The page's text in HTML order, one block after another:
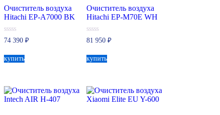
Очиститель воздуха
Hitachi EP-A7000 BK
0
из
74 390 ₽
купить
Очиститель воздуха
Hitachi EP-M70E WH
0
из
81 950₽
купить